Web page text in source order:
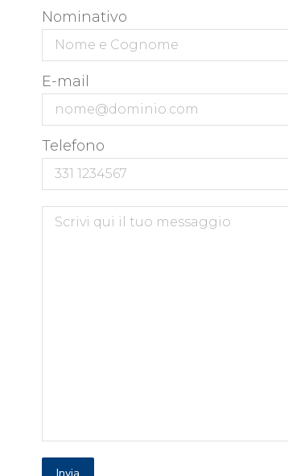
Nominativo
E-mail
Telefono